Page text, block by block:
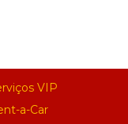
VIP
a-Car